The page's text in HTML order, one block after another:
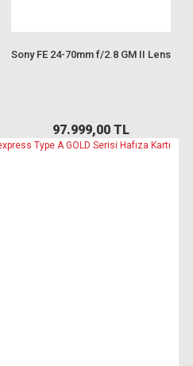
Sony FE 24-70mm f/2.8 GM II Lens
97.999,00 TL